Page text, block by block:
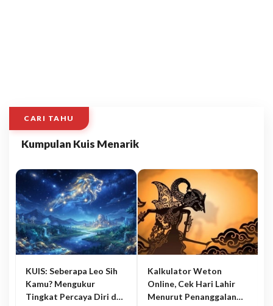
CARI TAHU
Kumpulan Kuis Menarik
KUIS: Seberapa Leo Sih
Kamu? Mengukur
Tingkat Percaya Diri dan
Kalkulator Weton
Online, Cek Hari Lahir
Menurut Penanggalan